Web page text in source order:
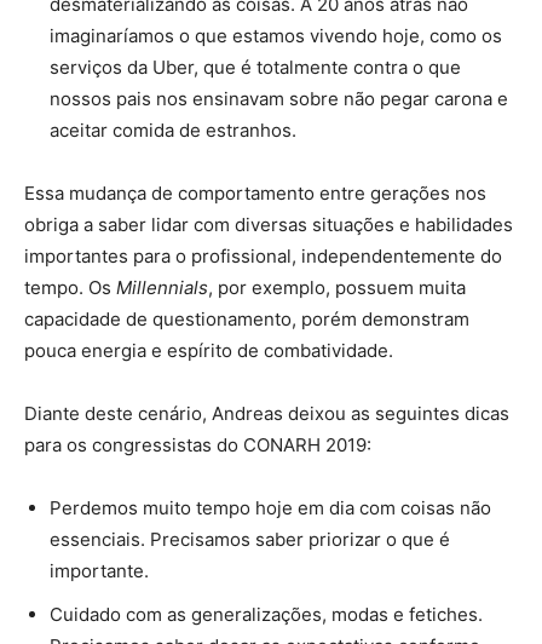
imaginaríamos o que estamos vivendo hoje, como os
serviços da Uber, que é totalmente contra o que
nossos pais nos ensinavam sobre não pegar carona e
aceitar comida de estranhos.
Essa mudança de comportamento entre gerações nos
obriga a saber lidar com diversas situações e habilidades
importantes para o profissional, independentemente do
tempo. Os Millennials, por exemplo, possuem muita
capacidade de questionamento, porém demonstram
pouca energia e espírito de combatividade.
Diante deste cenário, Andreas deixou as seguintes dicas
para os congressistas do CONARH 2019:
Perdemos muito tempo hoje em dia com coisas não
essenciais. Precisamos saber priorizar o que é
importante.
Cuidado com as generalizações, modas e fetiches.